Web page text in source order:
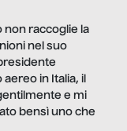
non raccoglie la
nel suo
aereo in Italia, il
e mi
bensì uno che